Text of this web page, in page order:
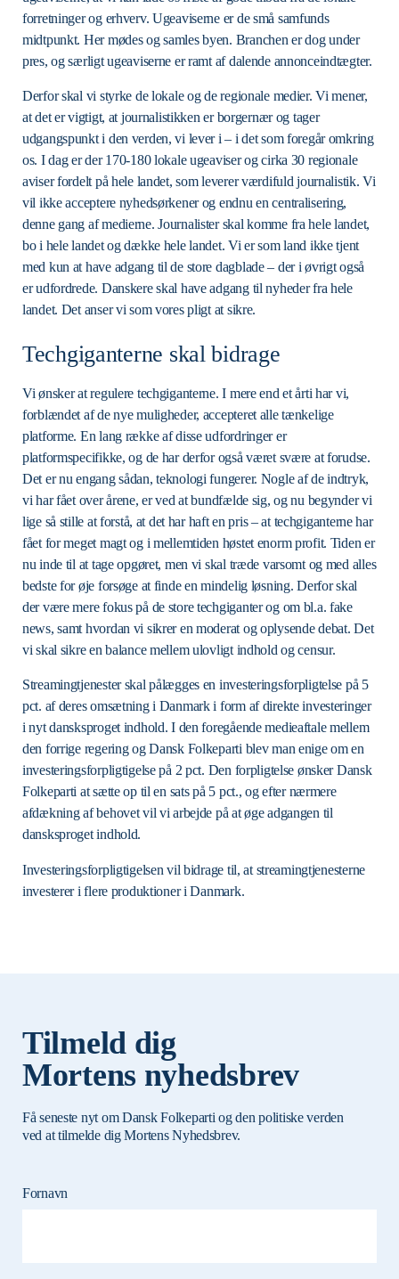
forretninger og erhverv. Ugeaviserne er de små samfunds
midtpunkt. Her mødes og samles byen. Branchen er dog under
pres, og særligt ugeaviserne er ramt af dalende annonceindtægter.
Derfor skal vi styrke de lokale og de regionale medier. Vi mener,
at det er vigtigt, at journalistikken er borgernær og tager
udgangspunkt i den verden, vi lever i – i det som foregår omkring
os. I dag er der 170-180 lokale ugeaviser og cirka 30 regionale
aviser fordelt på hele landet, som leverer værdifuld journalistik. Vi
vil ikke acceptere nyhedsørkener og endnu en centralisering,
denne gang af medierne. Journalister skal komme fra hele landet,
bo i hele landet og dække hele landet. Vi er som land ikke tjent
med kun at have adgang til de store dagblade – der i øvrigt også
er udfordrede. Danskere skal have adgang til nyheder fra hele
landet. Det anser vi som vores pligt at sikre.
Techgiganterne skal bidrage
Vi ønsker at regulere techgiganterne. I mere end et årti har vi,
forblændet af de nye muligheder, accepteret alle tænkelige
platforme. En lang række af disse udfordringer er
platformspecifikke, og de har derfor også været svære at forudse.
Det er nu engang sådan, teknologi fungerer. Nogle af de indtryk,
vi har fået over årene, er ved at bundfælde sig, og nu begynder vi
lige så stille at forstå, at det har haft en pris – at techgiganterne har
fået for meget magt og i mellemtiden høstet enorm profit. Tiden er
nu inde til at tage opgøret, men vi skal træde varsomt og med alles
bedste for øje forsøge at finde en mindelig løsning. Derfor skal
der være mere fokus på de store techgiganter og om bl.a. fake
news, samt hvordan vi sikrer en moderat og oplysende debat. Det
vi skal sikre en balance mellem ulovligt indhold og censur.
Streamingtjenester skal pålægges en investeringsforpligtelse på 5
pct. af deres omsætning i Danmark i form af direkte investeringer
i nyt dansksproget indhold. I den foregående medieaftale mellem
den forrige regering og Dansk Folkeparti blev man enige om en
investeringsforpligtigelse på 2 pct. Den forpligtelse ønsker Dansk
Folkeparti at sætte op til en sats på 5 pct., og efter nærmere
afdækning af behovet vil vi arbejde på at øge adgangen til
dansksproget indhold.
Investeringsforpligtigelsen vil bidrage til, at streamingtjenesterne
investerer i flere produktioner i Danmark.
Tilmeld dig
Mortens nyhedsbrev
Få seneste nyt om Dansk Folkeparti og den politiske verden
ved at tilmelde dig Mortens Nyhedsbrev.
Fornavn